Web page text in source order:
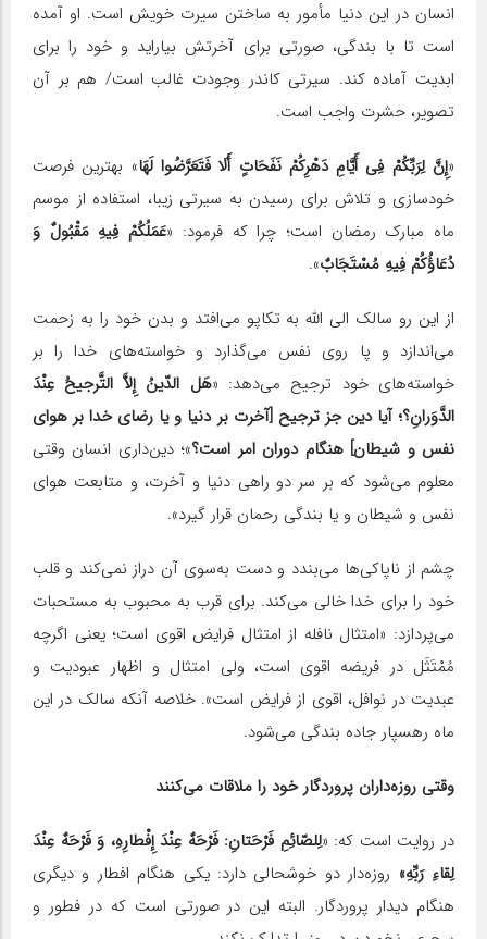
انسان در این دنیا مأمور به ساختن سیرت خویش است. او آمده
است تا با بندگی، صورتی برای آخرتش بیاراید و خود را برای
ابدیت آماده کند. سیرتی کاندر وجودت غالب است/ هم بر آن
تصویر، حشرت واجب است.
«إِنَّ لِرَبِّکُمْ فِی أَیَّامِ دَهْرِکُمْ نَفَحَاتٍ أَلَا فَتَعَرَّضُوا لَهَا» بهترین فرصت
خودسازی و تلاش برای رسیدن به سیرتی زیبا، استفاده از موسم
ماه مبارک رمضان است؛ چرا که فرمود: «عَمَلُکُمْ فِیهِ مَقْبُولٌ وَ
دُعَاؤُکُمْ فِیهِ مُسْتَجَابٌ».
از این رو سالک الی الله به تکاپو می‌افتد و بدن خود را به زحمت
می‌اندازد و پا روی نفس می‌گذارد و خواسته‌های خدا را بر
خواسته‌های خود ترجیح می‌دهد: «هَل الدّینُ إِلاَّ التَّرجیحُ عِنْدَ
الدَّوَرانِ؟؛ آیا دین جز ترجیح [آخرت بر دنیا و یا رضاى خدا بر هواى
نفس و شیطان] هنگام دوران امر است؟»؛ دین‌دارى انسان وقتى
معلوم مى‌شود که بر سر دو راهى دنیا و آخرت، و متابعت هواى
نفس و شیطان و یا بندگى رحمان قرار گیرد».
چشم از ناپاکی‌ها می‌بندد و دست به‌سوی آن دراز نمی‌کند و قلب
خود را برای خدا خالی می‌کند. برای قرب به محبوب به مستحبات
می‌پردازد: «امتثال نافله از امتثال فرایض اقوى است؛ یعنى اگرچه
مُمْتَثَل در فریضه اقوى است، ولى امتثال و اظهار عبودیت و
عبدیت در نوافل، اقوى از فرایض است». خلاصه آنکه سالک در این
ماه رهسپار جاده بندگی می‌شود.
وقتی روزه‌داران پروردگار خود را ملاقات می‌کنند
در روایت است که: «لِلصّائِمِ فَرْحَتانِ: فَرْحَهٌ عِنْدَ إِفْطارِهِ، وَ فَرْحَهٌ عِنْدَ
لِقاءِ رَبِّهِ» روزه‌دار دو خوشحالی دارد: یکی هنگام افطار و دیگری
هنگام دیدار پروردگار. البته این در صورتی است که در فطور و